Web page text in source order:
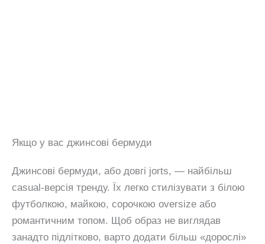
Якщо у вас джинсові бермуди
Джинсові бермуди, або довгі jorts, — найбільш
casual-версія тренду. Їх легко стилізувати з білою
футболкою, майкою, сорочкою oversize або
романтичним топом. Щоб образ не виглядав
занадто підлітково, варто додати більш «дорослі»